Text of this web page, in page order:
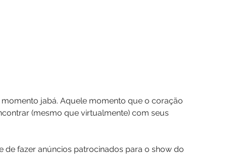
jabá. Aquele momento que o coração
(mesmo que virtualmente) com seus
de fazer anúncios patrocinados para o show do